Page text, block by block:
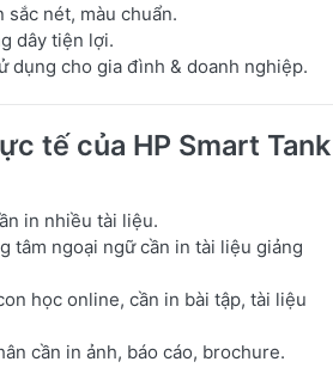
nét, màu chuẩn.
dây tiện lợi.
dụng cho gia đình & doanh nghiệp.
tế của HP Smart Tank
in nhiều tài liệu.
tâm ngoại ngữ cần in tài liệu giảng
học online, cần in bài tập, tài liệu
cần in ảnh, báo cáo, brochure.